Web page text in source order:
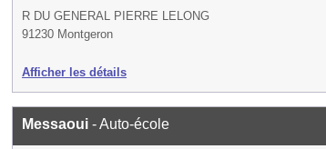
R DU GENERAL PIERRE LELONG
91230 Montgeron
Afficher les détails
Messaoui - Auto-école